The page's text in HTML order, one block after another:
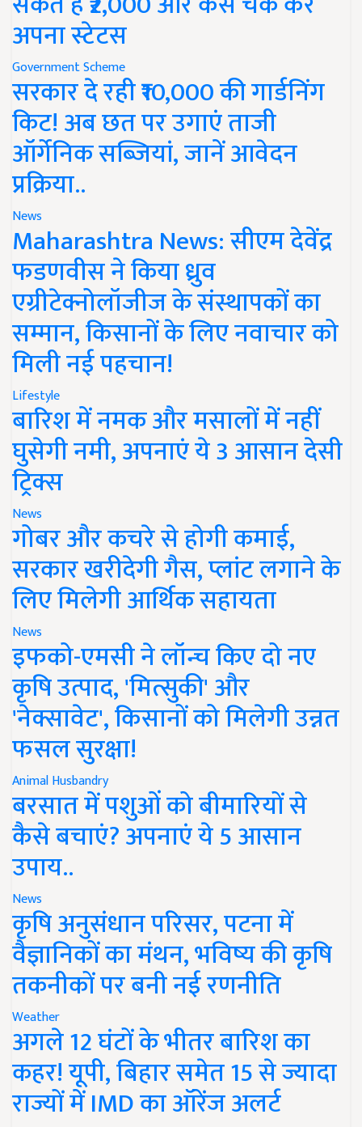
अपना स्टेटस
Government Scheme
सरकार दे रही ₹10,000 की गार्डनिंग
किट! अब छत पर उगाएं ताजी
ऑर्गेनिक सब्जियां, जानें आवेदन
प्रक्रिया..
News
Maharashtra News: सीएम देवेंद्र
फडणवीस ने किया ध्रुव
एग्रीटेक्नोलॉजीज के संस्थापकों का
सम्मान, किसानों के लिए नवाचार को
मिली नई पहचान!
Lifestyle
बारिश में नमक और मसालों में नहीं
घुसेगी नमी, अपनाएं ये 3 आसान देसी
ट्रिक्स
News
गोबर और कचरे से होगी कमाई,
सरकार खरीदेगी गैस, प्लांट लगाने के
लिए मिलेगी आर्थिक सहायता
News
इफको-एमसी ने लॉन्च किए दो नए
कृषि उत्पाद, 'मित्सुकी' और
'नेक्सावेट', किसानों को मिलेगी उन्नत
फसल सुरक्षा!
Animal Husbandry
बरसात में पशुओं को बीमारियों से
कैसे बचाएं? अपनाएं ये 5 आसान
उपाय..
News
कृषि अनुसंधान परिसर, पटना में
वैज्ञानिकों का मंथन, भविष्य की कृषि
तकनीकों पर बनी नई रणनीति
Weather
अगले 12 घंटों के भीतर बारिश का
कहर! यूपी, बिहार समेत 15 से ज्यादा
राज्यों में IMD का ऑरेंज अलर्ट